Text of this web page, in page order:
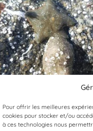
Pour offrir les meilleures
cookies pour stocker et/ou
à ces technologies nous
Validée
Watersipora subatra